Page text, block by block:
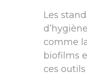
Les
comme
biofilms
ces